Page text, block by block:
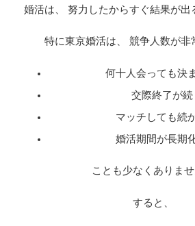
婚活は、 努力したからすぐ結果が出
特に東京婚活は、 競争人数が非
何十人会っても決
交際終了が続
マッチしても続
婚活期間が長期
ことも少なくありませ
すると、